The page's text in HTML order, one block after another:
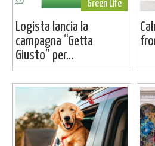
Green Life
Logista lancia la
campagna “Getta
Giusto” per...